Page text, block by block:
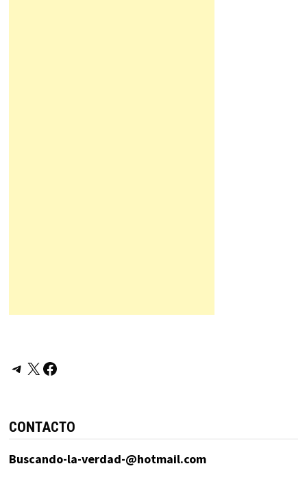
Telegram
X Facebook
CONTACTO
Buscando-la-verdad-@hotmail.com